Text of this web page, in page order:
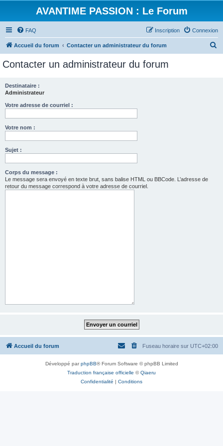
AVANTIME PASSION : Le Forum
FAQ Connexion
Inscription
Accueil du forum Contacter un administrateur du forum
Contacter un administrateur du forum
Destinataire :
Administrateur
Votre adresse de courriel :
Votre nom :
Sujet :
Corps du message :
Le message sera envoyé en texte brut, sans balise HTML ou BBCode. L’adresse de
retour du message correspond à votre adresse de courriel.
Accueil du forum Fuseau horaire sur UTC+02:00
Développé parphpBB® Forum Software © phpBB Limited
Traduction française officielle ©Qiaeru
Confidentialité | Conditions